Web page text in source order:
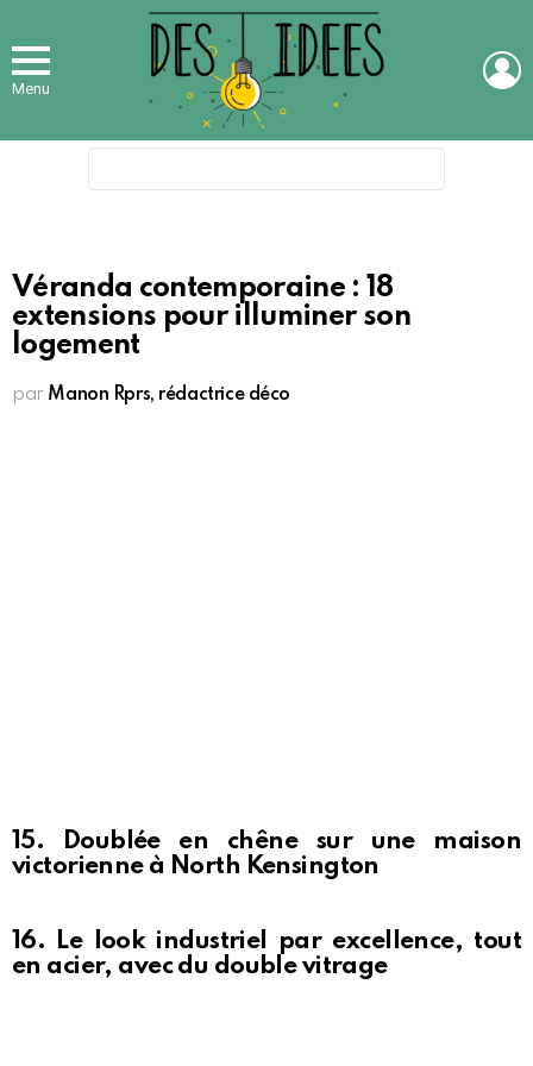
Menu
Véranda contemporaine : 18
extensions pour illuminer son
logement
par Manon Rprs, rédactrice déco
15. Doublée en chêne sur une maison
victorienne à North Kensington
16. Le look industriel par excellence, tout
en acier, avec du double vitrage